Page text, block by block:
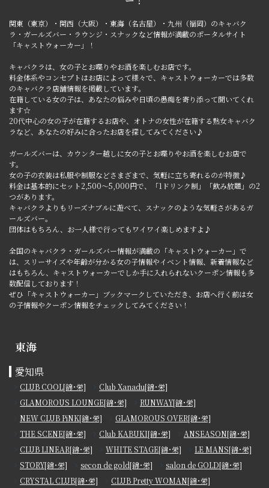
関東（東京）・関西（大阪）・東海（名古屋）・九州（福岡）のキャバク
ラ・ガールズバー・ラウンジ・スナックなど情報が満載のポータルサイト
「キャストウォーカー」！
キャバクラは、女の子とお喋りやお酒を楽しむお店です。
料金体系やコンセプトはお店によって様々で、キャストウォーカーでは多数
のキャバクラ店舗情報を掲載しています。
在籍している女の子は、あなたの悩みや日頃の愚痴を寄り添って聞いてくれ
ます☆
20代中心の女の子が在籍するお店や、オトナの女性が在籍する熟女キャバク
ラなど、あなたの好みに合ったお店を探してみてください♪
ガールズバーは、カウンター越しに女の子とお喋りやお酒を楽しむお店で
す。
女の子の衣装は私服や制服などさまざまで、気軽に立ち寄れるのが特徴♪
料金は基本的にセット2,500～5,000円で、「1ドリンク制」「飲み放題」の2
つがあります。
キャバクラよりもリーズナブルに遊べて、スナックのような気軽さがあるガ
ールズバー。
団体はもちろん、お一人様で行ってもワイワイ楽しめますよ♪
全国のキャバクラ・ガールズバー情報が満載の「キャストウォーカー」で
は、スリーサイズや年齢が分かる女の子情報やイベント情報、新着情報など
はもちろん、キャストウォーカーでしか手に入れられないクーポン情報も多
数配信しております！
ぜひ「キャストウォーカー」ブックマークしていただき、お店へ行く前は女
の子情報やクーポン情報をチェックしてみてください！
東海
愛知県
CLUB COOL[錦･栄]
Club Xanadu[錦･栄]
GLAMOROUS LOUNGE[錦･栄]
RUNWAY[錦･栄]
NEW CLUB PiNK[錦･栄]
GLAMOROUS OVER[錦･栄]
THE SCENE[錦･栄]
Club KABUKI[錦･栄]
ANSEASON[錦･栄]
CLUB LINEAR[錦･栄]
WHITE STAGE[錦･栄]
LE MANS[錦･栄]
STORY[錦･栄]
secon de gold[錦･栄]
salon de GOLD[錦･栄]
CRYSTAL CLUB[錦･栄]
CLUB Pretty WOMAN[錦･栄]